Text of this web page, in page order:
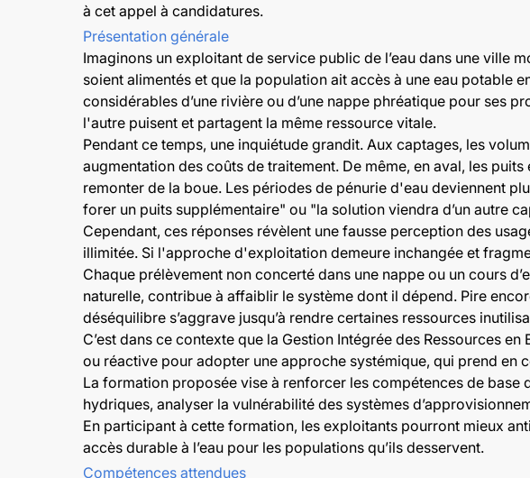
à cet appel à candidatures.
Présentation générale
Imaginons un exploitant de service public de l’eau dans une ville
soient alimentés et que la population ait accès à une eau potable
considérables d’une rivière ou d’une nappe phréatique pour ses
l'autre puisent et partagent la même ressource vitale.
Pendant ce temps, une inquiétude grandit. Aux captages, les
augmentation des coûts de traitement. De même, en aval, les
remonter de la boue. Les périodes de pénurie d'eau deviennent
forer un puits supplémentaire" ou "la solution viendra d’un autre
Cependant, ces réponses révèlent une fausse perception des
illimitée. Si l'approche d'exploitation demeure inchangée et
Chaque prélèvement non concerté dans une nappe ou un cours
naturelle, contribue à affaiblir le système dont il dépend. Pire
déséquilibre s’aggrave jusqu’à rendre certaines ressources
C’est dans ce contexte que la Gestion Intégrée des Ressources
ou réactive pour adopter une approche systémique, qui prend en
La formation proposée vise à renforcer les compétences de base
hydriques, analyser la vulnérabilité des systèmes
En participant à cette formation, les exploitants pourront mieux
accès durable à l’eau pour les populations qu’ils desservent.
Compétences attendues